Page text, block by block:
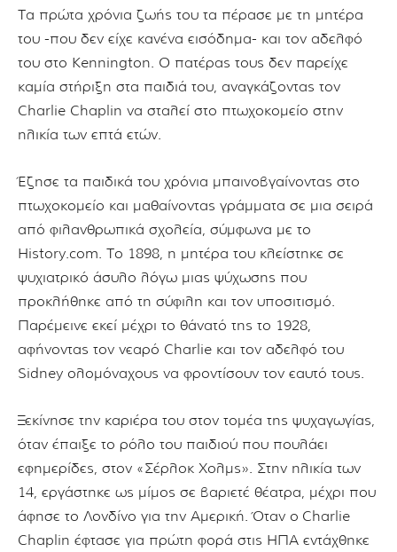
Τα πρώτα χρόνια ζωής του τα πέρασε με τη μητέρα
του -που δεν είχε κανένα εισόδημα- και τον αδελφό
του στο Kennington. Ο πατέρας τους δεν παρείχε
καμία στήριξη στα παιδιά του, αναγκάζοντας τον
Charlie Chaplin να σταλεί στο πτωχοκομείο στην
ηλικία των επτά ετών.
Έζησε τα παιδικά του χρόνια μπαινοβγαίνοντας στο
πτωχοκομείο και μαθαίνοντας γράμματα σε μια σειρά
από φιλανθρωπικά σχολεία, σύμφωνα με το
History.com. Το 1898, η μητέρα του κλείστηκε σε
ψυχιατρικό άσυλο λόγω μιας ψύχωσης που
προκλήθηκε από τη σύφιλη και τον υποσιτισμό.
Παρέμεινε εκεί μέχρι το θάνατό της το 1928,
αφήνοντας τον νεαρό Charlie και τον αδελφό του
Sidney ολομόναχους να φροντίσουν τον εαυτό τους.
Ξεκίνησε την καριέρα του στον τομέα της ψυχαγωγίας,
όταν έπαιξε το ρόλο του παιδιού που πουλάει
εφημερίδες, στον «Σέρλοκ Χολμς». Στην ηλικία των
14, εργάστηκε ως μίμος σε βαριετέ θέατρα, μέχρι που
άφησε το Λονδίνο για την Αμερική. Όταν o Charlie
Chaplin έφτασε για πρώτη φορά στις ΗΠΑ εντάχθηκε